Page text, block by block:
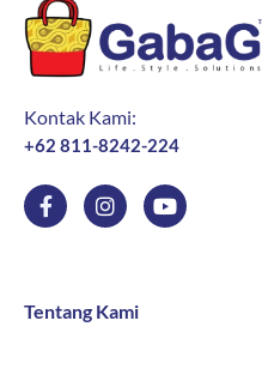
Kontak Kami:
+62 811-8242-224
F
a
o
o
I
n
g
r
Y
o
Tentang Kami